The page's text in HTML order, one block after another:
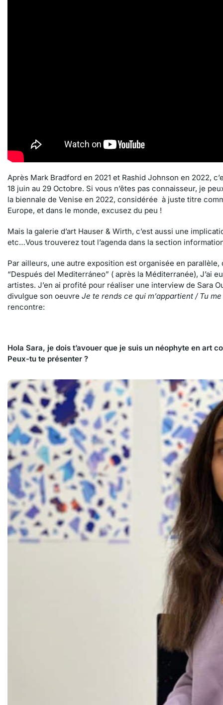
Après Mark Bradford en 2021 et Rashid Johnson en 2022,
18 juin au 29 Octobre. Si vous n’êtes pas connaisseur, je
la biennale de Venise en 2022, considérée à juste titre
Europe, et dans le monde, excusez du peu !
Mais la galerie d’art Hauser & Wirth, c’est aussi une
etc…Vous trouverez tout l’agenda dans la section
Par ailleurs, une autre exposition est organisée en
“Después del Mediterráneo” ( après la Méditerranée), J’ai
artistes. J’en ai profité pour réaliser une interview de Sara
divulgue son oeuvre Je te rends ce qui m’appartient / Tu
rencontre:
Hola Sara, je dois t’avouer que je suis un néophyte en art
Peux-tu te présenter ?